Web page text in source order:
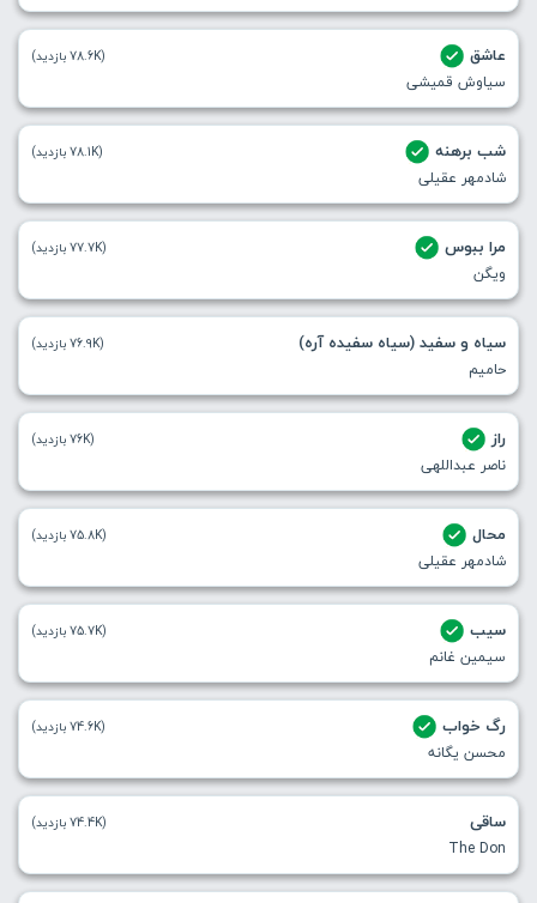
عاشق
سیاوش قمیشی
(78.6K بازدید)
شب برهنه
شادمهر عقیلی
(78.1K بازدید)
مرا ببوس
ویگن
(77.7K بازدید)
سیاه و سفید (سیاه سفیده آره)
حامیم
(76.9K بازدید)
راز
ناصر عبداللهی
(76K بازدید)
محال
شادمهر عقیلی
(75.8K بازدید)
سیب
سیمین غانم
(75.7K بازدید)
رگ خواب
محسن یگانه
(74.6K بازدید)
ساقی
The Don
(74.4K بازدید)